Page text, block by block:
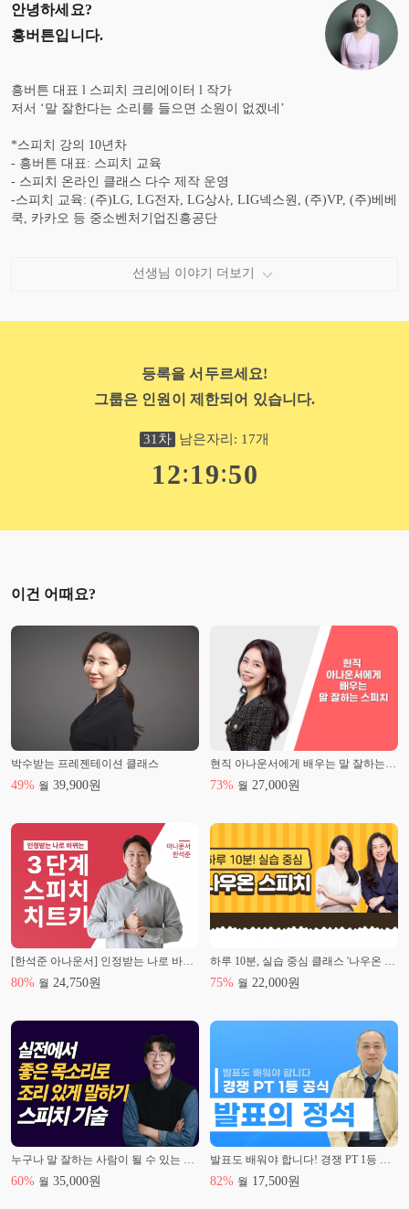
안녕하세요?
흥버튼입니다.
흥버튼 대표 l 스피치 크리에이터 l 작가
저서 ‘말 잘한다는 소리를 들으면 소원이 없겠네’
*스피치 강의 10년차
- 흥버튼 대표: 스피치 교육
- 스피치 온라인 클래스 다수 제작 운영
-스피치 교육: (주)LG, LG전자, LG상사, LIG넥스원, (주)VP, (주)베베
쿡, 카카오 등 중소벤처기업진흥공단
2019- 현재 유튜브/ 틱톡 채널 '흥버튼'
2009 - 2011 티브로드 아나운서
선생님 이야기 더보기
등록을 서두르세요!
그룹은 인원이 제한되어 있습니다.
31 차 남은자리: 17개
1 2:1 9:48
이건 어때요?
박수받는 프레젠테이션 클래스
49% 월 39,900원
현직 아나운서에게 배우는 말 잘하는 스피치
73% 월 27,000원
[한석준 아나운서] 인정받는 나로 바뀌는 3단계 스피치 치트키
80% 월 24,750원
하루 10분, 실습 중심 클래스 '나우온 스피치'
75% 월 22,000원
60% 월 35,000원 82% 월 17,500원